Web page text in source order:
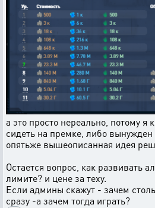
а это просто нереально, потому я
сидеть на премке, либо вынужден
опятьже вышеописанная идея
Остается вопрос, как развивать
лимите? и цене за теху.
Если админы скажут - зачем
сразу -а зачем тогда играть?